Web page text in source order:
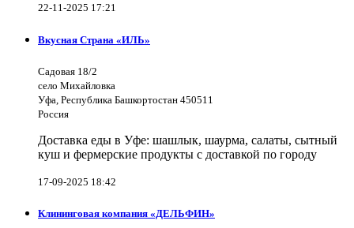
22-11-2025 17:21
Вкусная Страна «ИЛЬ»
Садовая 18/2
село Михайловка
Уфа, Республика Башкортостан 450511
Россия
Доставка еды в Уфе: шашлык, шаурма, салаты, сытный
куш и фермерские продукты с доставкой по городу
17-09-2025 18:42
Клининговая компания «ДЕЛЬФИН»